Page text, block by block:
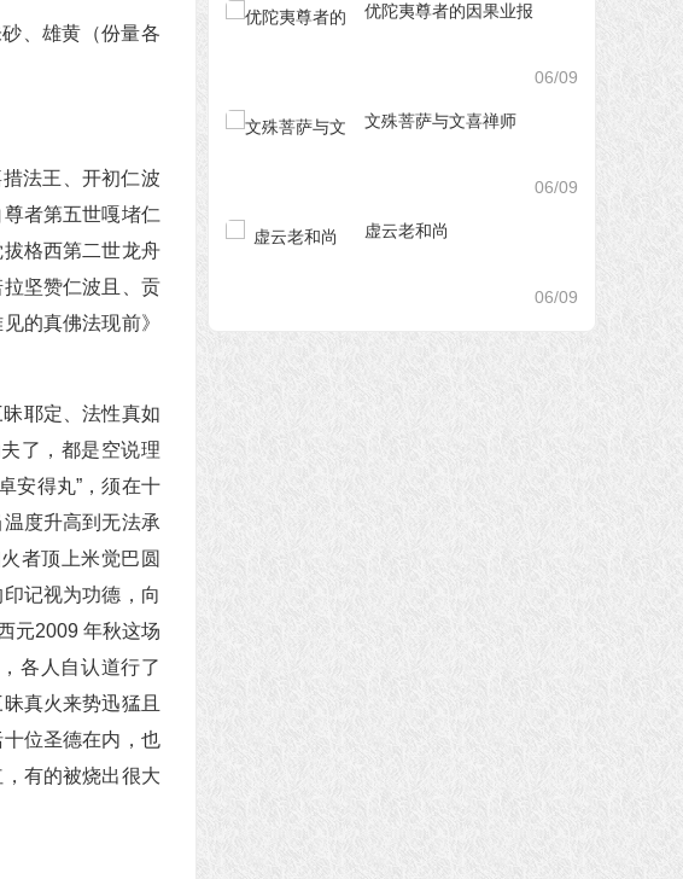
、雄黄（份量各
法王、开初仁波
者第五世嘎堵仁
格西第二世龙舟
坚赞仁波且、贡
的真佛法现前》
耶定、法性真如
了，都是空说理
安得丸”，须在十
度升高到无法承
者顶上米觉巴圆
记视为功德，向
元2009 年秋这场
各人自认道行了
真火来势迅猛且
位圣德在内，也
有的被烧出很大
优陀夷尊者的因果业报
06/09
文殊菩萨与文喜禅师
06/09
虚云老和尚
06/09